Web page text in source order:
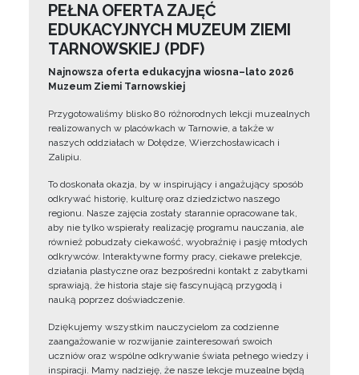
PEŁNA OFERTA ZAJĘĆ
EDUKACYJNYCH MUZEUM ZIEMI
TARNOWSKIEJ (PDF)
Najnowsza oferta edukacyjna wiosna–lato 2026
Muzeum Ziemi Tarnowskiej
Przygotowaliśmy blisko 80 różnorodnych lekcji muzealnych
realizowanych w placówkach w Tarnowie, a także w
naszych oddziałach w Dołędze, Wierzchosławicach i
Zalipiu.
To doskonała okazja, by w inspirujący i angażujący sposób
odkrywać historię, kulturę oraz dziedzictwo naszego
regionu. Nasze zajęcia zostały starannie opracowane tak,
aby nie tylko wspierały realizację programu nauczania, ale
również pobudzały ciekawość, wyobraźnię i pasję młodych
odkrywców. Interaktywne formy pracy, ciekawe prelekcje,
działania plastyczne oraz bezpośredni kontakt z zabytkami
sprawiają, że historia staje się fascynującą przygodą i
nauką poprzez doświadczenie.
Dziękujemy wszystkim nauczycielom za codzienne
zaangażowanie w rozwijanie zainteresowań swoich
uczniów oraz wspólne odkrywanie świata pełnego wiedzy i
inspiracji. Mamy nadzieję, że nasze lekcje muzealne będą